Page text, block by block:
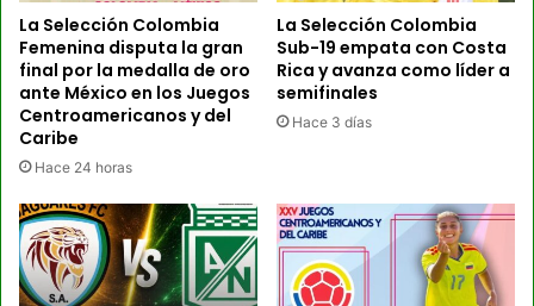
La Selección Colombia
Femenina disputa la gran
final por la medalla de oro
ante México en los Juegos
Centroamericanos y del
Caribe
Hace 24 horas
La Selección Colombia
Sub-19 empata con Costa
Rica y avanza como líder a
semifinales
Hace 3 días